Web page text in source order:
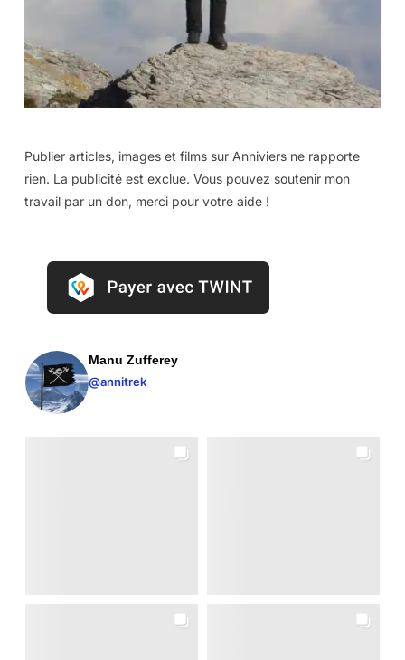
Publier articles, images et films sur Anniviers ne rapporte
rien. La publicité est exclue. Vous pouvez soutenir mon
travail par un don, merci pour votre aide !
Manu Zufferey
@annitrek